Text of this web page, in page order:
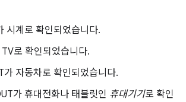
시계로 확인되었습니다.
로 확인되었습니다.
가 자동차로 확인되었습니다.
가 휴대전화나 태블릿인 휴대기기로 확인